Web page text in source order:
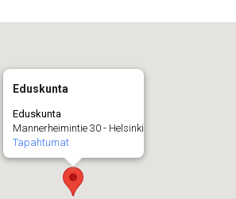
Eduskunta
Eduskunta
Mannerheimintie 30 - Helsinki
Tapahtumat